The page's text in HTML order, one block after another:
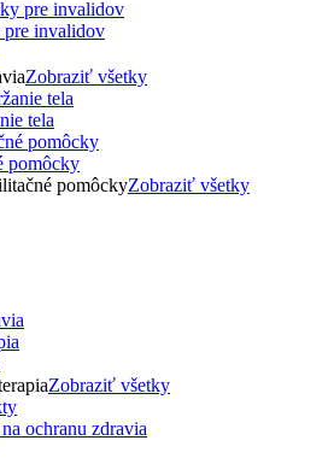
invalidov
Zobraziť všetky
tela
pomôcky
pomôckyZobraziť všetky
Zobraziť všetky
ochranu zdravia